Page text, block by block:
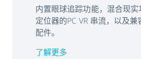
内置眼球追踪功能，混合现实
定位器的PC VR 串流，以及
配件。
了解更多